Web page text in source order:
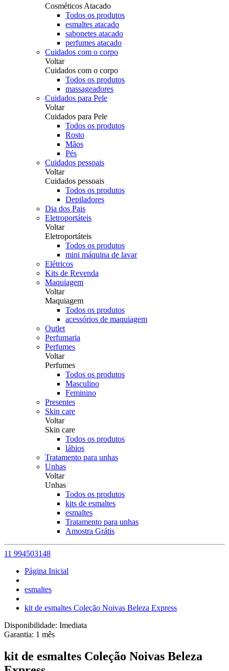
Cosméticos Atacado
Todos os produtos
esmaltes atacado
sabonetes atacado
perfumes atacado
Cuidados com o corpo
Voltar
Cuidados com o corpo
Todos os produtos
massageadores
Cuidados para Pele
Voltar
Cuidados para Pele
Todos os produtos
Rosto
Mãos
Pés
Cuidados pessoais
Voltar
Cuidados pessoais
Todos os produtos
Depiladores
Dia dos Pais
Eletroportáteis
Voltar
Eletroportáteis
Todos os produtos
mini máquina de lavar
Elétricos
Kits de Revenda
Maquiagem
Voltar
Maquiagem
Todos os produtos
acessórios de maquiagem
Outlet
Perfumaria
Perfumes
Voltar
Perfumes
Todos os produtos
Masculino
Feminino
Presentes
Skin care
Voltar
Skin care
Todos os produtos
lábios
Tratamento para unhas
Unhas
Voltar
Unhas
Todos os produtos
kits de esmaltes
esmaltes
Tratamento para unhas
Amostra Grátis
11 994503148
Página Inicial
esmaltes
kit de esmaltes Coleção Noivas Beleza Express
Disponibilidade: Imediata
Garantia: 1 mês
kit de esmaltes Coleção Noivas Beleza